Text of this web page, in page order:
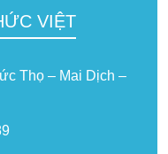
VIỆT
Thọ – Mai Dịch –